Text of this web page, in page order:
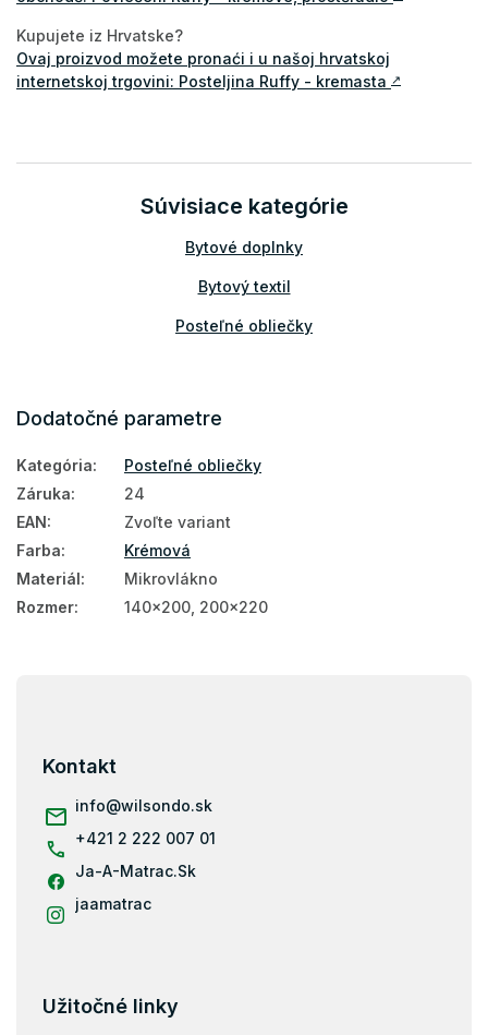
Kupujete iz Hrvatske?
Ovaj proizvod možete pronaći i u našoj hrvatskoj
internetskoj trgovini: Posteljina Ruffy - kremasta ↗
Súvisiace kategórie
Bytové doplnky
Bytový textil
Posteľné obliečky
Dodatočné parametre
Kategória:
Posteľné obliečky
Záruka:
24
EAN:
Zvoľte variant
Farba:
Krémová
Materiál:
Mikrovlákno
Rozmer: 140x200, 200x220
Kontakt
info@wilsondo.sk
+421 2 222 007 01
Ja-A-Matrac.Sk
jaamatrac
Užitočné linky